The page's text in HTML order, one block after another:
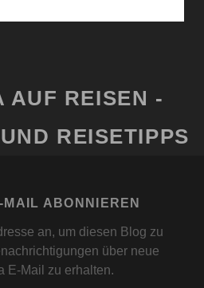
AUF REISEN -
REISETIPPS
MAIL ABONNIEREN
an, um diesen Blog zu
über neue
E-Mail zu erhalten.